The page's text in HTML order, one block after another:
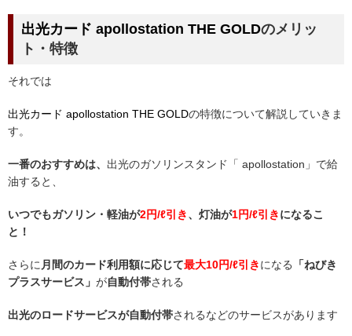
出光カード apollostation THE GOLDのメリッ
ト・特徴
それでは
出光カード apollostation THE GOLDの特徴について解説していきま
す。
一番のおすすめは、 出光のガソリンスタンド「 apollostation」で給
油すると、
いつでもガソリン・軽油が2円/ℓ引き、灯油が1円/ℓ引きになるこ
と！
さらに月間のカード利用額に応じて最大10円/ℓ引きになる
「ねびき
プラスサービス」 が自動付帯される
出光のロードサービスが自動付帯されるなどのサービスがあります